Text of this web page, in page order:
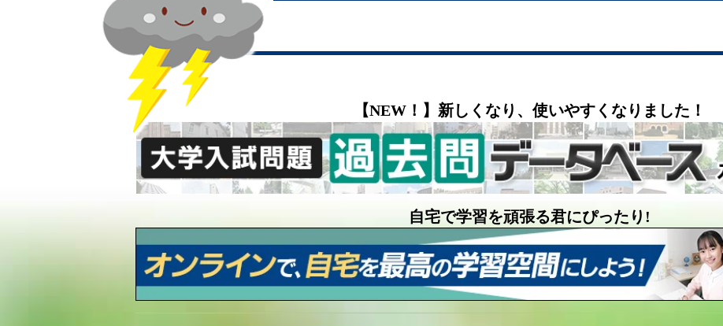
【NEW！】新しくなり、使いやすくなりました！
自宅で学習を頑張る君にぴったり!